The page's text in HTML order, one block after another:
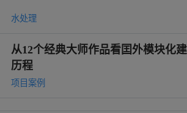
水处理
从12个经典大师作品看囯外模块化
历程
项目案例